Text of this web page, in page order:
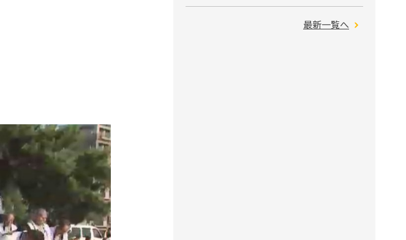
最新一覧へ